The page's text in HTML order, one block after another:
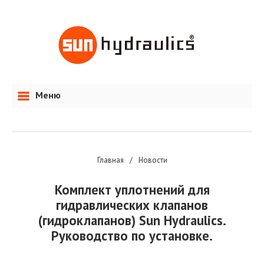
Меню
Главная / Новости
Комплект уплотнений для
гидравлических клапанов
(гидроклапанов) Sun Hydraulics.
Руководство по установке.